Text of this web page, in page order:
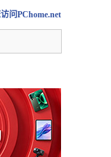
问PChome.net